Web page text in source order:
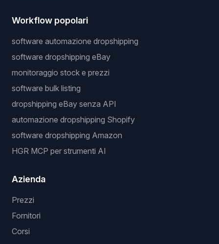
Workflow popolari
software automazione dropshipping
software dropshipping eBay
monitoraggio stock e prezzi
software bulk listing
dropshipping eBay senza API
automazione dropshipping Shopify
software dropshipping Amazon
HGR MCP per strumenti AI
Azienda
Prezzi
Fornitori
Corsi